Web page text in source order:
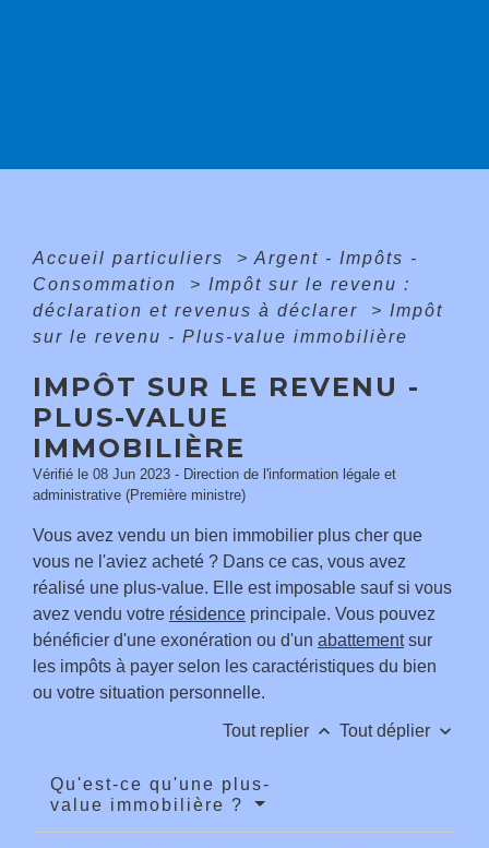
Accueil particuliers > Argent - Impôts -
Consommation
> Impôt sur le revenu :
déclaration et revenus à déclarer
> Impôt
sur le revenu - Plus-value immobilière
IMPÔT SUR LE REVENU -
PLUS-VALUE
IMMOBILIÈRE
Vérifié le 08 Jun 2023 - Direction de l'information légale et
administrative (Première ministre)
Vous avez vendu un bien immobilier plus cher que
vous ne l'aviez acheté ? Dans ce cas, vous avez
réalisé une plus-value. Elle est imposable sauf si vous
avez vendu votre résidence principale. Vous pouvez
bénéficier d'une exonération ou d'un abattementsur
les impôts à payer selon les caractéristiques du bien
ou votre situation personnelle.
Tout replier keyboard_arrow_up Tout déplier keyboard_arrow_down
Qu'est-ce qu'une plus-
value immobilière ?